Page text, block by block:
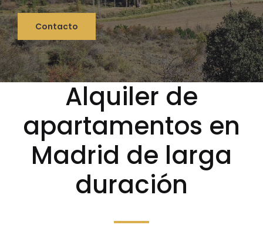
Contacto
Alquiler de
apartamentos en
Madrid de larga
duración